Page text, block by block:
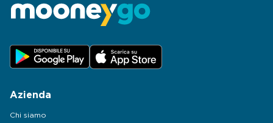
Azienda
Chi siamo